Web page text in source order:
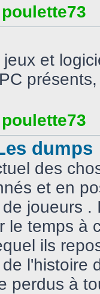
poulette73
et
poulette73
dumps
des
et en
joueurs .
le temps à
ils
l'histoire
perdus à